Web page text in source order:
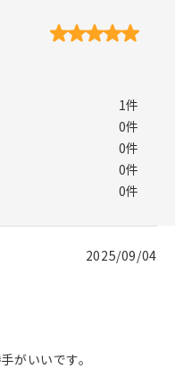
1件
0件
0件
0件
0件
2025/09/04
がいいです。